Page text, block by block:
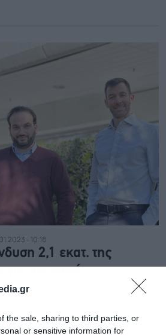
the sale, sharing to third parties, or
or sensitive information for
- 10:18
2,1 εκατ. της
τον καφέ
επένδυση 2,1 εκατ. ευρώ από την
να μεταμορφώσει τη